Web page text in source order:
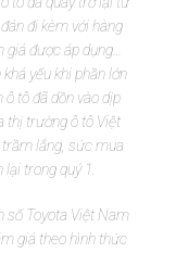
đi kèm với hàng
được áp dụng…
yếu khi phần lớn
tô đã dồn vào dịp
thị trường ô tô Việt
lắng, sức mua
trong quý 1.
số Toyota Việt Nam
giá theo hình thức